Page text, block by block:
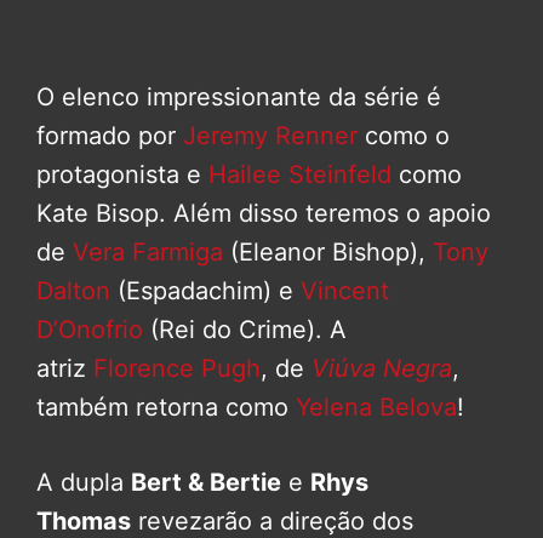
O elenco impressionante da série é
formado por Jeremy Renner como o
protagonista e Hailee Steinfeld como
Kate Bisop. Além disso teremos o apoio
de Vera Farmiga (Eleanor Bishop), Tony
Dalton (Espadachim) e Vincent
D’Onofrio (Rei do Crime). A
atriz Florence Pugh, de Viúva Negra,
também retorna como Yelena Belova!
A dupla Bert & Bertie e Rhys
Thomas revezarão a direção dos